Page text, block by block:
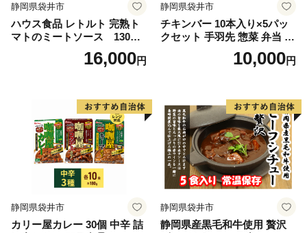
静岡県袋井市
ハウス食品 レトルト 完熟ト
マトのミートソース 130g×
18個（3食×6個）16,000円
静岡県袋井市
チキンバー 10本入り×5パッ
クセット 手羽先 惣菜 弁当 お
かず お酒 おつまみ ギフト キ
ャンプ アウトドア キャンプ
10,000円
静岡県袋井市
カリー屋カレー 30個 中辛 詰
静岡県袋井市
静岡県産黒毛和牛使用 贅沢